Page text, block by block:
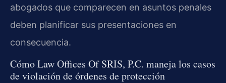
abogados que comparecen en asuntos penales
deben planificar sus presentaciones en
consecuencia.
Cómo Law Offices Of SRIS, P.C. maneja los casos
de violación de órdenes de protección